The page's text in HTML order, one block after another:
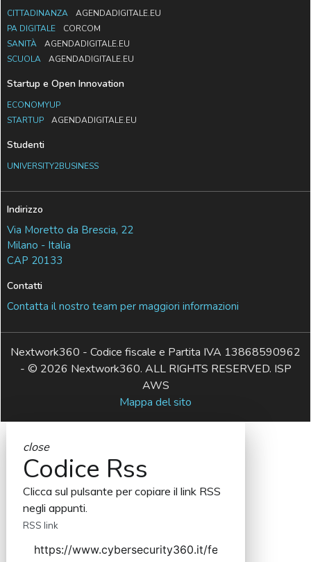
CITTADINANZA
AGENDADIGITALE.EU
PA DIGITALE
CORCOM
SANITÀ
AGENDADIGITALE.EU
SCUOLA
AGENDADIGITALE.EU
Startup e Open Innovation
ECONOMYUP
STARTUP
AGENDADIGITALE.EU
Studenti
UNIVERSITY2BUSINESS
Indirizzo
Via Moretto da Brescia, 22
Milano - Italia
CAP 20133
Contatti
Contatta il nostro team per maggiori informazioni
Nextwork360 - Codice fiscale e Partita IVA 13868590962
- © 2026 Nextwork360. ALL RIGHTS RESERVED. ISP
AWS
Mappa del sito
close
Codice Rss
Clicca sul pulsante per copiare il link RSS
negli appunti.
RSS link